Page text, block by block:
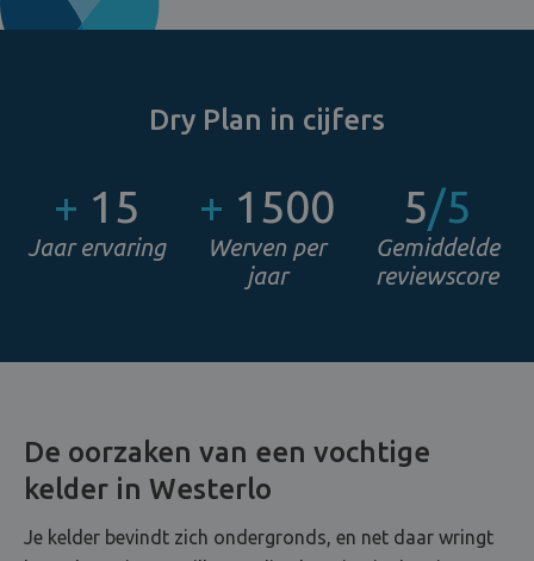
Dry Plan in cijfers
+ 15
Jaar ervaring
+ 1500
Werven per
jaar
5/5
Gemiddelde
reviewscore
De oorzaken van een vochtige
kelder in Westerlo
Je kelder bevindt zich ondergronds, en net daar wringt